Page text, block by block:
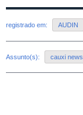
registrado em: AUDIN
Assunto(s): cauxi news